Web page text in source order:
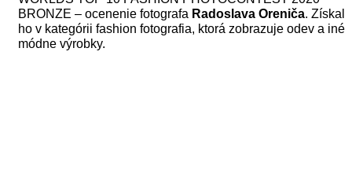
BRONZE – ocenenie fotografa Radoslava Oreniča. Získal
ho v kategórii fashion fotografia, ktorá zobrazuje odev a iné
módne výrobky.